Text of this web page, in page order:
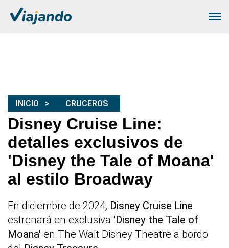
INICIO CRUCEROS
Disney Cruise Line:
detalles exclusivos de
'Disney the Tale of Moana'
al estilo Broadway
En diciembre de 2024, Disney Cruise Line
estrenará en exclusiva 'Disney the Tale of
Moana' en The Walt Disney Theatre a bordo